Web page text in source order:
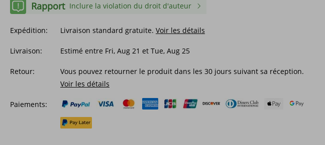
Rapport Inclure la violation du droit d'auteur
Expédition: Livraison standard gratuite. Voir les détails
Livraison: Estimé entre Fri, Aug 21 et Tue, Aug 25
Retour:
Vous pouvez retourner le produit dans les 30 jours suivant sa réception.
Voir les détails
Paiements: